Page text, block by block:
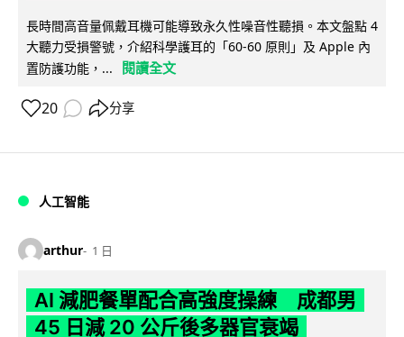
長時間高音量佩戴耳機可能導致永久性噪音性聽損。本文盤點 4
大聽力受損警號，介紹科學護耳的「60-60 原則」及 Apple 內
置防護功能，...
閱讀全文
20 分享
人工智能
arthur 1 日
AI 減肥餐單配合高強度操練 成都男
45 日減 20 公斤後多器官衰竭